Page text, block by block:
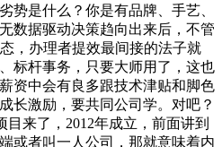
势是什么？你是有品牌、手艺、
数据驱动决策趋向出来后，不管
，办理者提效最间接的法子就
标杆事务，只要大师用了，这也
资中会有良多跟技术津贴和脚色
长激励，要共同公司学。对吧？
来了，2012年成立，前面讲到
或者叫一人公司，那就意味着内